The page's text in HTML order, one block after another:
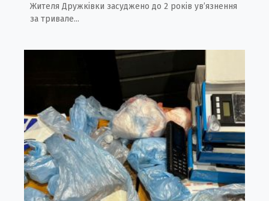
Жителя Дружківки засуджено до 2 років ув’язнення
за тривале...